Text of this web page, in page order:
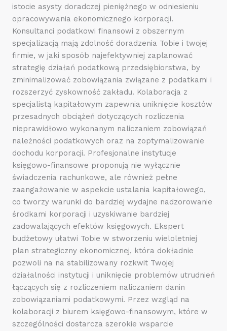
istocie asysty doradczej pieniężnego w odniesieniu
opracowywania ekonomicznego korporacji.
Konsultanci podatkowi finansowi z obszernym
specjalizacją mają zdolność doradzenia Tobie i twojej
firmie, w jaki sposób najefektywniej zaplanować
strategię działań podatkową przedsiębiorstwa, by
zminimalizować zobowiązania związane z podatkami i
rozszerzyć zyskowność zakładu. Kolaboracja z
specjalistą kapitałowym zapewnia uniknięcie kosztów
przesadnych obciążeń dotyczących rozliczenia
nieprawidłowo wykonanym naliczaniem zobowiązań
należności podatkowych oraz na zoptymalizowanie
dochodu korporacji. Profesjonalne instytucje
księgowo-finansowe proponują nie wyłącznie
świadczenia rachunkowe, ale również pełne
zaangażowanie w aspekcie ustalania kapitałowego,
co tworzy warunki do bardziej wydajne nadzorowanie
środkami korporacji i uzyskiwanie bardziej
zadowalających efektów księgowych. Ekspert
budżetowy ułatwi Tobie w stworzeniu wieloletniej
plan strategiczny ekonomicznej, która dokładnie
pozwoli na na stabilizowany rozkwit Twojej
działalności instytucji i uniknięcie problemów utrudnień
łączących się z rozliczeniem naliczaniem danin
zobowiązaniami podatkowymi. Przez wzgląd na
kolaboracji z biurem księgowo-finansowym, które w
szczególności dostarcza szerokie wsparcie